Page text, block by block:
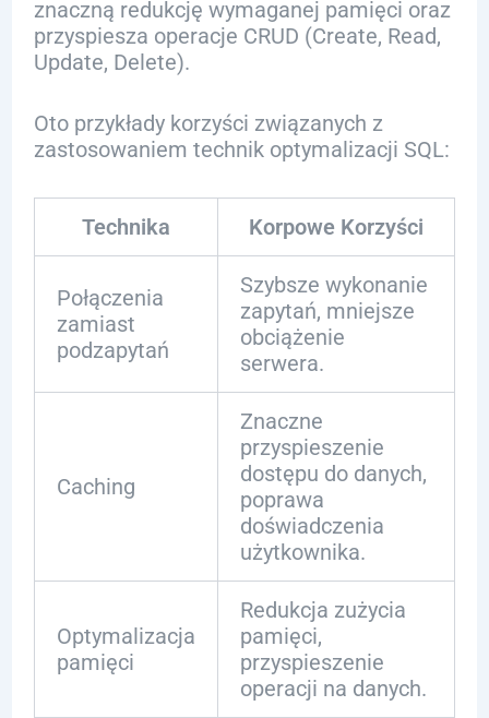
znaczną redukcję wymaganej pamięci oraz
przyspiesza operacje CRUD (Create, Read,
Update, Delete).
Oto przykłady korzyści związanych z
zastosowaniem technik optymalizacji SQL:
Technika Korpowe Korzyści
Połączenia
zamiast
podzapytań
Szybsze wykonanie
zapytań, mniejsze
obciążenie
serwera.
Caching
Znaczne
przyspieszenie
dostępu do danych,
poprawa
doświadczenia
użytkownika.
Optymalizacja
pamięci
Redukcja zużycia
pamięci,
przyspieszenie
operacji na danych.